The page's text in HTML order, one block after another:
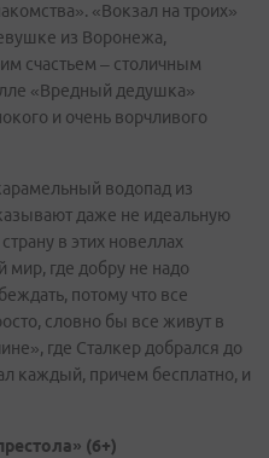
«Вокзал на троих»
из Воронежа,
счастьем – столичным
«Вредный дедушка»
и очень ворчливого
водопад из
даже не идеальную
в этих новеллах
где добру не надо
потому что все
словно бы все живут в
где Сталкер добрался до
каждый, причем бесплатно, и
(6+)